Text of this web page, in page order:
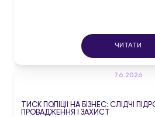
ЧИТАТИ
7.6.2026
ТИСК ПОЛІЦІЇ НА БІЗНЕС: СЛІДЧІ
ПРОВАДЖЕННЯ І ЗАХИСТ